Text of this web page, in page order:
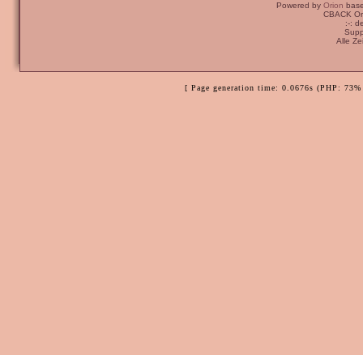
Powered by Orion
CBACK
:-:
Alle
[ Page generation time: 0.0676s (PHP: